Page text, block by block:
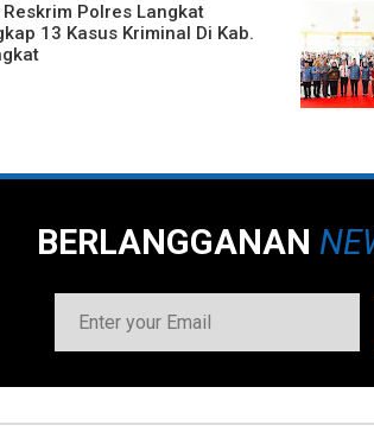
Reskrim Polres Langkat
13 Kasus Kriminal Di Kab.
BERLANGGANAN